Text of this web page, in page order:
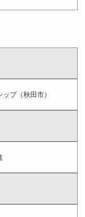
プ（秋田市）